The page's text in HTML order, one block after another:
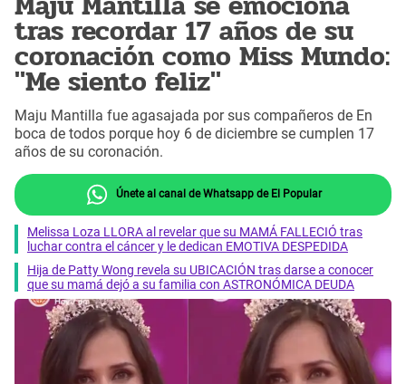
tras recordar 17 años de su
coronación como Miss Mundo:
"Me siento feliz"
Maju Mantilla fue agasajada por sus compañeros de En
boca de todos porque hoy 6 de diciembre se cumplen 17
años de su coronación.
Únete al canal de Whatsapp de El Popular
Melissa Loza LLORA al revelar que su MAMÁ FALLECIÓ tras
luchar contra el cáncer y le dedican EMOTIVA DESPEDIDA
Hija de Patty Wong revela su UBICACIÓN tras darse a conocer
que su mamá dejó a su familia con ASTRONÓMICA DEUDA